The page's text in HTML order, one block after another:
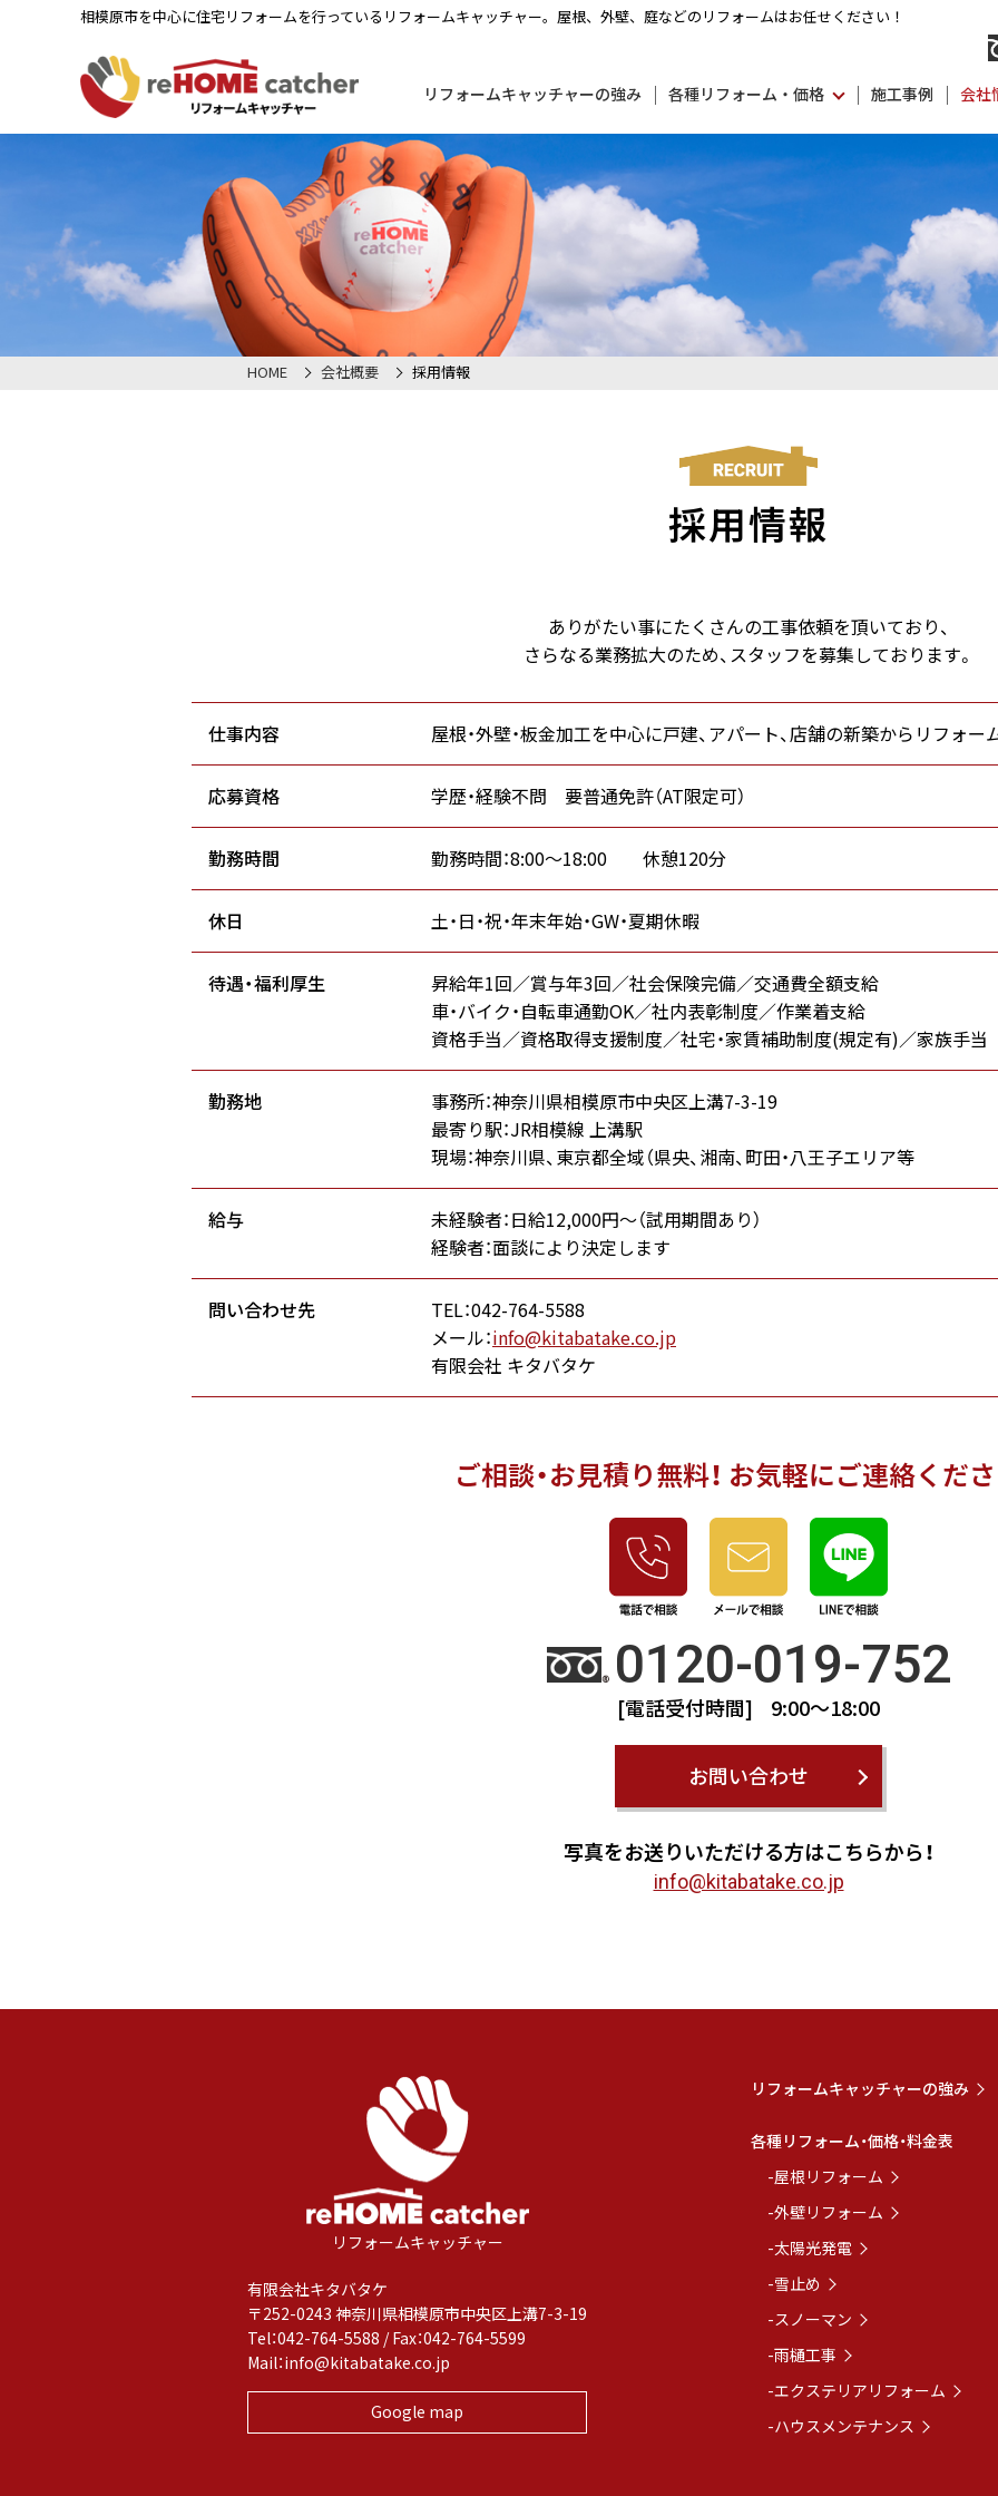
相模原市を中心に住宅リフォームを行っているリフォームキャッチャー。 屋根、外壁、庭などのリフォームはお任せください！
リフォームキャッチャーの強み 各種リフォーム・価格 施工事例 会社
HOME 会社概要 採用情報
採用情報
ありがたい事にたくさんの工事依頼を頂いており、
さらなる業務拡大のため、 スタッフを募集しております。
仕事内容 屋根・外壁・板金加工を中心に戸建、アパート、店舗の新築からリフォ
応募資格 学歴・経験不問 要普通免許（AT限定可）
勤務時間 勤務時間：8:00～18:00 休憩120分
休日 土・日・祝・年末年始・GW・夏期休暇
待遇・福利厚生
昇給年1回／賞与年3回／社会保険完備／交通費全額支給
車・バイク・自転車通勤OK／社内表彰制度／作業着支給
資格手当／資格取得支援制度／社宅・家賃補助制度(規定有)／家族手当
勤務地
事務所：神奈川県相模原市中央区上溝7-3-19
最寄り駅：JR相模線 上溝駅
現場：神奈川県、東京都全域（県央、湘南、町田・八王子エリア等
給与
未経験者：日給12,000円～（試用期間あり）
経験者：面談により決定します
問い合わせ先
TEL：042-764-5588
メール：info@kitabatake.co.jp
有限会社 キタバタケ
ご相談・お見積り無料！ お気軽にご連絡くだ
0120-019-752
[電話受付時間] 9:00～18:00
お問い合わせ
写真をお送りいただける方はこちらから！
info@kitabatake.co.jp
リフォームキャッチャー
有限会社キタバタケ
〒252-0243 神奈川県相模原市中央区上溝7-3-19
Tel：042-764-5588 / Fax：042-764-5599
Mail：info@kitabatake.co.jp
Google map
リフォームキャッチャーの強み
各種リフォーム・価格・料金表
-屋根リフォーム
-外壁リフォーム
-太陽光発電
-雪止め
-スノーマン
-雨樋工事
-エクステリアリフォーム
-ハウスメンテナンス